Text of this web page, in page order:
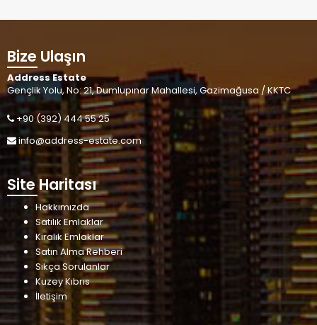
Bize Ulaşın
Address Estate
Gençlik Yolu, No: 21, Dumlupınar Mahallesi, Gazimağusa / KKTC
+90 (392) 444 55 25
info@address-estate.com
Site Haritası
Hakkımızda
Satılık Emlaklar
Kiralık Emlaklar
Satın Alma Rehberi
Sıkça Sorulanlar
Kuzey Kıbrıs
İletişim